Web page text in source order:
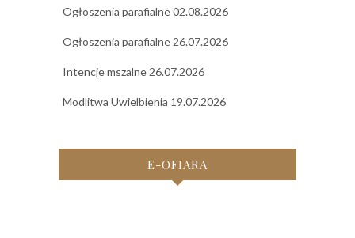
Ogłoszenia parafialne 02.08.2026
Ogłoszenia parafialne 26.07.2026
Intencje mszalne 26.07.2026
Modlitwa Uwielbienia 19.07.2026
E-OFIARA